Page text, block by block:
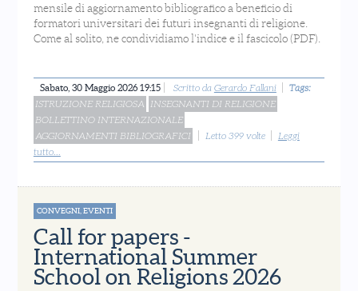
mensile di aggiornamento bibliografico a beneficio di
formatori universitari dei futuri insegnanti di religione.
Come al solito, ne condividiamo l'indice e il fascicolo (PDF).
Sabato, 30 Maggio 2026 19:15 Scritto da Gerardo Fallani
Tags:
ISTRUZIONE RELIGIOSA
INSEGNANTI DI RELIGIONE
BOLLETTINO INTERNAZIONALE
AGGIORNAMENTI BIBLIOGRAFICI
Letto 399 volte
Leggi
tutto...
CONVEGNI, EVENTI
Call for papers -
International Summer
School on Religions 2026